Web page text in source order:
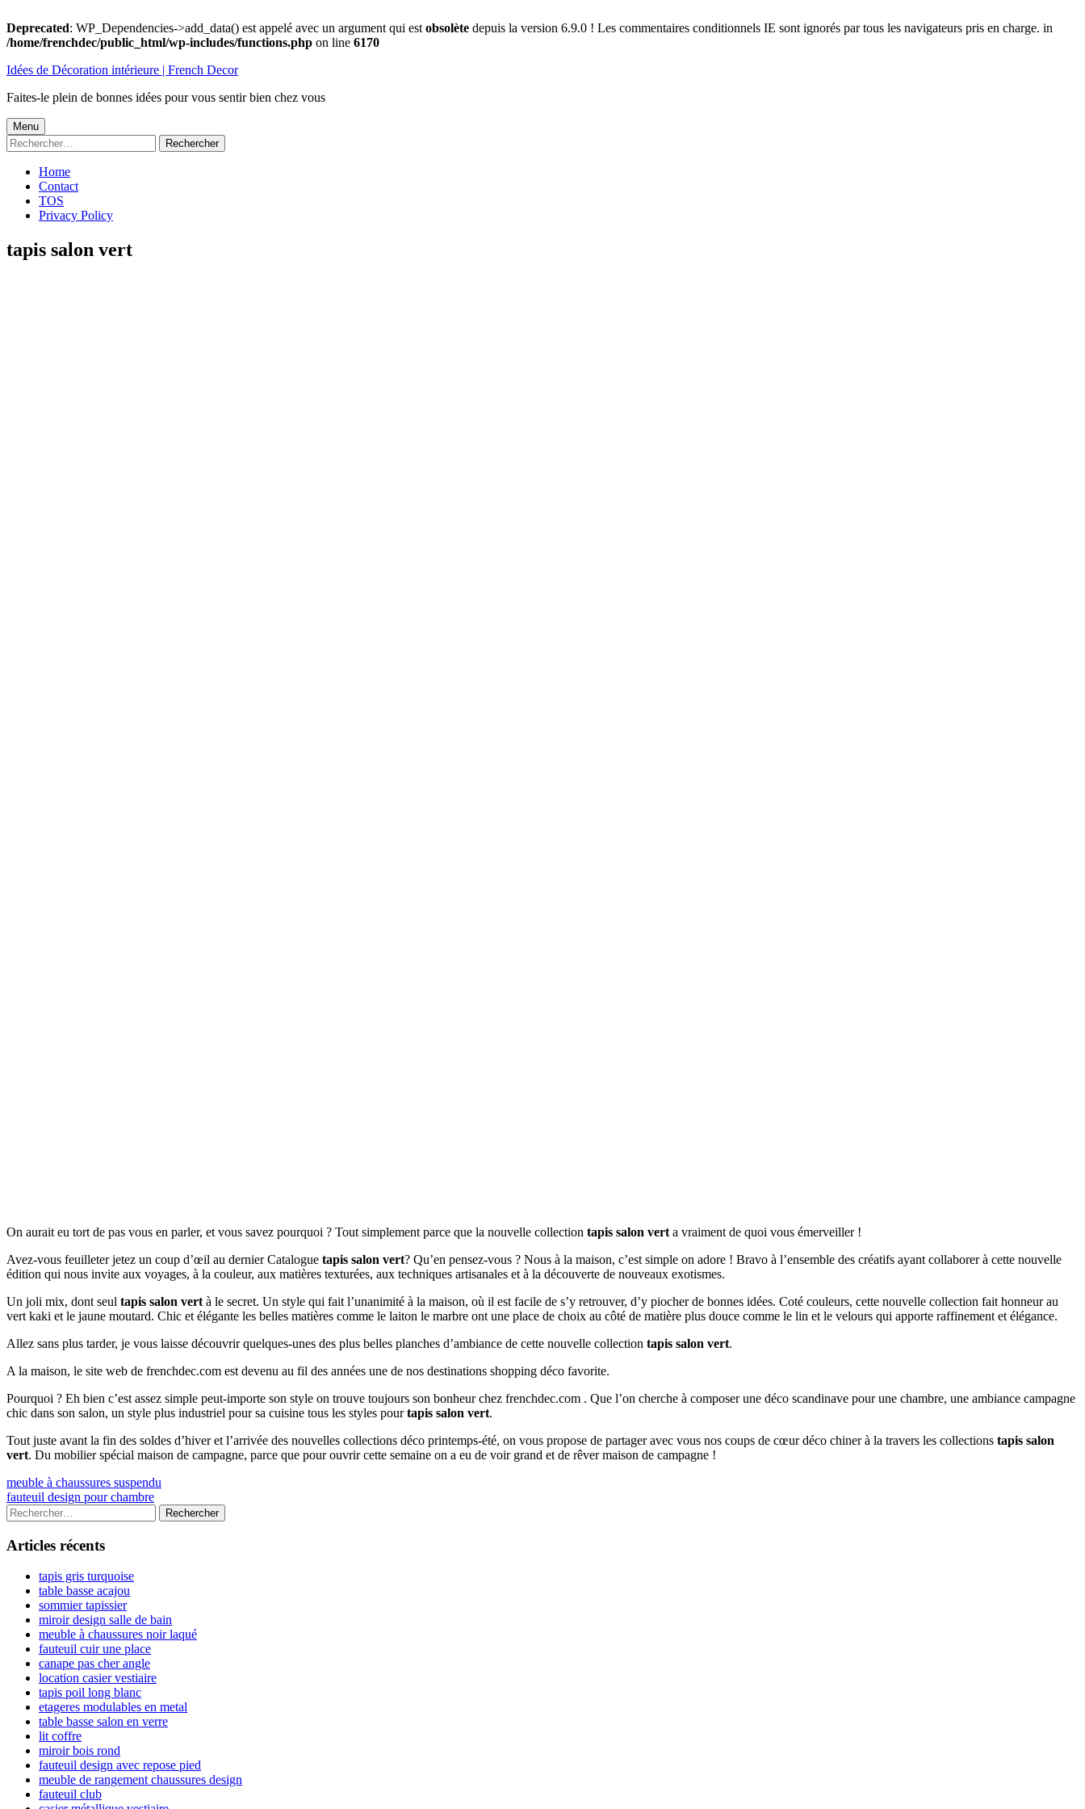
Deprecated: WP_Dependencies->add_data() est appelé avec un argument qui est obsolète depuis la version 6.9.0 ! Les commentaires conditionnels IE sont ignorés par tous les navigateurs pris en charge. in
/home/frenchdec/public_html/wp-includes/functions.php on line 6170
au
Idées de Décoration intérieure | French Decor
Faites-le plein de bonnes idées pour vous sentir bien chez vous
Menu
principal
Menu
Rechercher :
Home
Contact
TOS
Privacy Policy
tapis salon vert
On aurait eu tort de pas vous en parler, et vous savez pourquoi ? Tout simplement parce que la nouvelle collection tapis salon vert a vraiment de quoi vous émerveiller !
Avez-vous feuilleter jetez un coup d’œil au dernier Catalogue tapis salon vert? Qu’en pensez-vous ? Nous à la maison, c’est simple on adore ! Bravo à l’ensemble des créatifs ayant collaborer à cette nouvelle
édition qui nous invite aux voyages, à la couleur, aux matières texturées, aux techniques artisanales et à la découverte de nouveaux exotismes.
Un joli mix, dont seul tapis salon vert à le secret. Un style qui fait l’unanimité à la maison, où il est facile de s’y retrouver, d’y piocher de bonnes idées. Coté couleurs, cette nouvelle collection fait honneur au
vert kaki et le jaune moutard. Chic et élégante les belles matières comme le laiton le marbre ont une place de choix au côté de matière plus douce comme le lin et le velours qui apporte raffinement et élégance.
Allez sans plus tarder, je vous laisse découvrir quelques-unes des plus belles planches d’ambiance de cette nouvelle collection tapis salon vert.
A la maison, le site web de frenchdec.com est devenu au fil des années une de nos destinations shopping déco favorite.
Pourquoi ? Eh bien c’est assez simple peut-importe son style on trouve toujours son bonheur chez frenchdec.com . Que l’on cherche à composer une déco scandinave pour une chambre, une ambiance campagne
chic dans son salon, un style plus industriel pour sa cuisine tous les styles pourtapis salon vert.
Tout juste avant la fin des soldes d’hiver et l’arrivée des nouvelles collections déco printemps-été, on vous propose de partager avec vous nos coups de cœur déco chiner à la travers les collections tapis salon
vert. Du mobilier spécial maison de campagne, parce que pour ouvrir cette semaine on a eu de voir grand et de rêver maison de campagne !
Navigation
de
l’article
Previous
article:
meuble à chaussures suspendu
Next
article:
fauteuil design pour chambre
Colonne
latérale
principale
Rechercher :
Articles récents
tapis gris turquoise
table basse acajou
sommier tapissier
miroir design salle de bain
meuble à chaussures noir laqué
fauteuil cuir une place
canape pas cher angle
location casier vestiaire
tapis poil long blanc
etageres modulables en metal
table basse salon en verre
lit coffre
miroir bois rond
fauteuil design avec repose pied
meuble de rangement chaussures design
fauteuil club